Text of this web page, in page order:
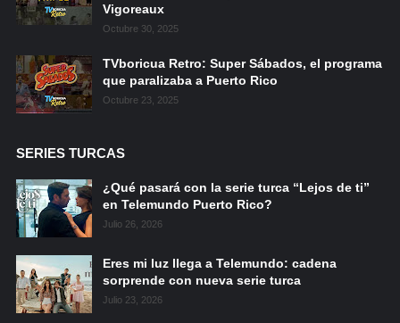
Vigoreaux
Octubre 30, 2025
TVboricua Retro: Super Sábados, el programa
que paralizaba a Puerto Rico
Octubre 23, 2025
SERIES TURCAS
¿Qué pasará con la serie turca “Lejos de ti”
en Telemundo Puerto Rico?
Julio 26, 2026
Eres mi luz llega a Telemundo: cadena
sorprende con nueva serie turca
Julio 23, 2026